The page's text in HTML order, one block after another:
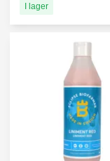
I lager